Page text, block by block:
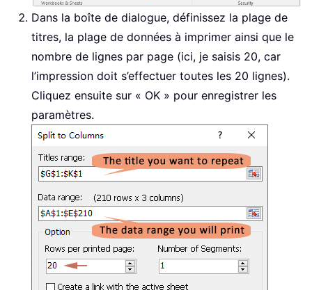
Dans la boîte de dialogue, définissez la plage de
titres, la plage de données à imprimer ainsi que le
nombre de lignes par page (ici, je saisis 20, car
l’impression doit s’effectuer toutes les 20 lignes).
Cliquez ensuite sur « OK » pour enregistrer les
paramètres.